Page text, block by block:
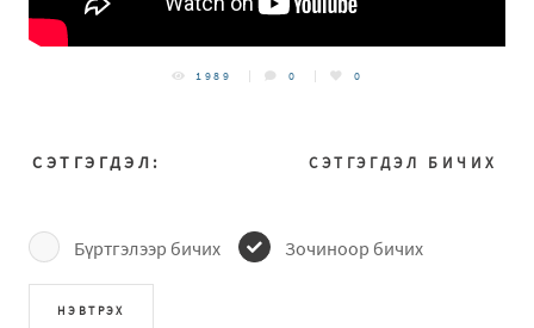
1989 0 0
СЭТГЭГДЭЛ БИЧИХ
СЭТГЭГДЭЛ:
Бүртгэлээр бичих Зочиноор бичих